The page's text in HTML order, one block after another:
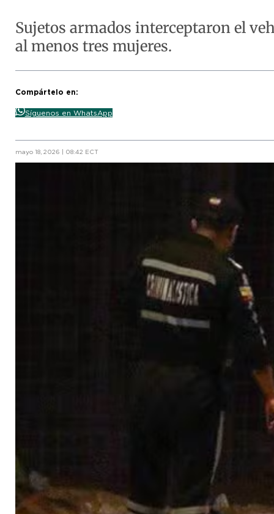
Sujetos armados interceptaron el
al menos tres mujeres.
Compártelo en:
Síguenos en WhatsApp
mayo 18, 2026 | 08:42 ECT